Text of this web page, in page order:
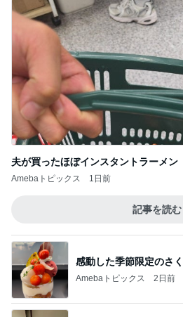
夫が買ったほぼインスタントラーメン
Amebaトピックス 1日前
記事を読む
感動した季節限定のさ
Amebaトピックス 2日前